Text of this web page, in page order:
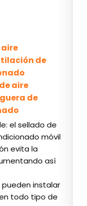
de
aire
de
el sellado de
móvil
evita la
así
pueden instalar
todo tipo de